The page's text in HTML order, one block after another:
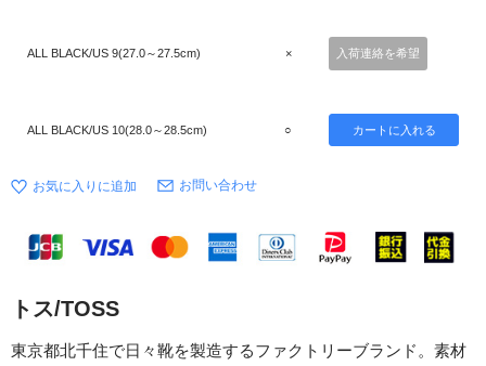
ALL BLACK/US 9(27.0～27.5cm) × 入荷連絡を希望
ALL BLACK/US 10(28.0～28.5cm) ○
お問い合わせ
トス/TOSS
東京都北千住で日々靴を製造するファクトリーブランド。素材